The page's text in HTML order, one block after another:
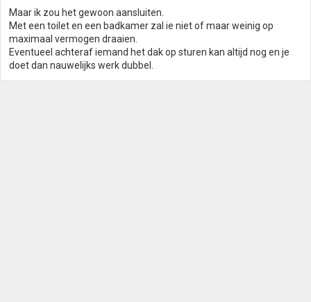
Maar ik zou het gewoon aansluiten.
Met een toilet en een badkamer zal ie niet of maar weinig op
maximaal vermogen draaien.
Eventueel achteraf iemand het dak op sturen kan altijd nog en je
doet dan nauwelijks werk dubbel.